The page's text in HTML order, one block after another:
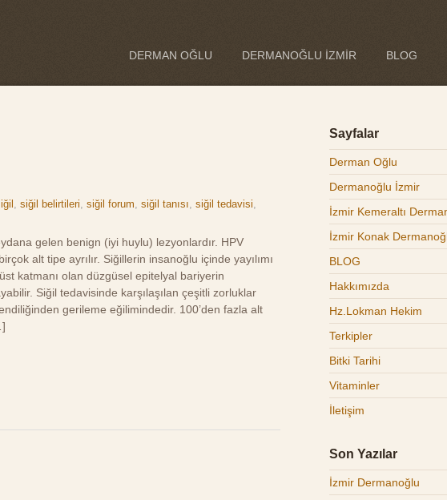
DERMAN OĞLU DERMANOĞLU İZMIR BLOG
,siğil belirtileri,siğil forum,siğil tanısı,siğil tedavisi,
gelen benign (iyi huylu) lezyonlardır. HPV
alt tipe ayrılır. Siğillerin insanoğlu içinde yayılımı
katmanı olan düzgüsel epitelyal bariyerin
Siğil tedavisinde karşılaşılan çeşitli zorluklar
gerileme eğilimindedir. 100’den fazla alt
Sayfalar
Derman Oğlu
Dermanoğlu İzmir
İzmir Kemeraltı
İzmir Konak
BLOG
Hakkımızda
Hz.Lokman Hekim
Terkipler
Bitki Tarihi
Vitaminler
İletişim
Son Yazılar
İzmir Dermanoğlu